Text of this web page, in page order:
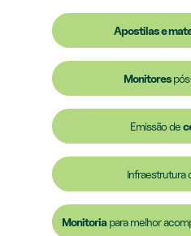
Apostilas e
Monitores
Emissão de
Infraestrutura
Monitoriapara melhor